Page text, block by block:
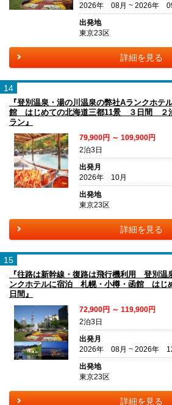
2026年 08月 ~ 2026年
出発地
東京23区
詳細を見る
14
『登別温泉・湯の川温泉の弊社Aランクホ
館 はじめての北海道三都11景 ３日間 ２
ラン』
79,900円 ～ 109,900円
2泊3日
出発月
2026年 10月
出発地
東京23区
詳細を見る
15
『往路は新幹線・復路は飛行機利用 登別温
ンクホテルに宿泊 札幌・小樽・函館 はじ
日間』
72,900円 ～ 119,900円
2泊3日
出発月
2026年 08月 ~ 2026年
出発地
東京23区
詳細を見る